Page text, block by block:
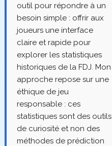
outil pour répondre à un
besoin simple : offrir aux
joueurs une interface
claire et rapide pour
explorer les statistiques
historiques de la FDJ. Mon
approche repose sur une
éthique de jeu
responsable : ces
statistiques sont des outils
de curiosité et non des
méthodes de prédiction